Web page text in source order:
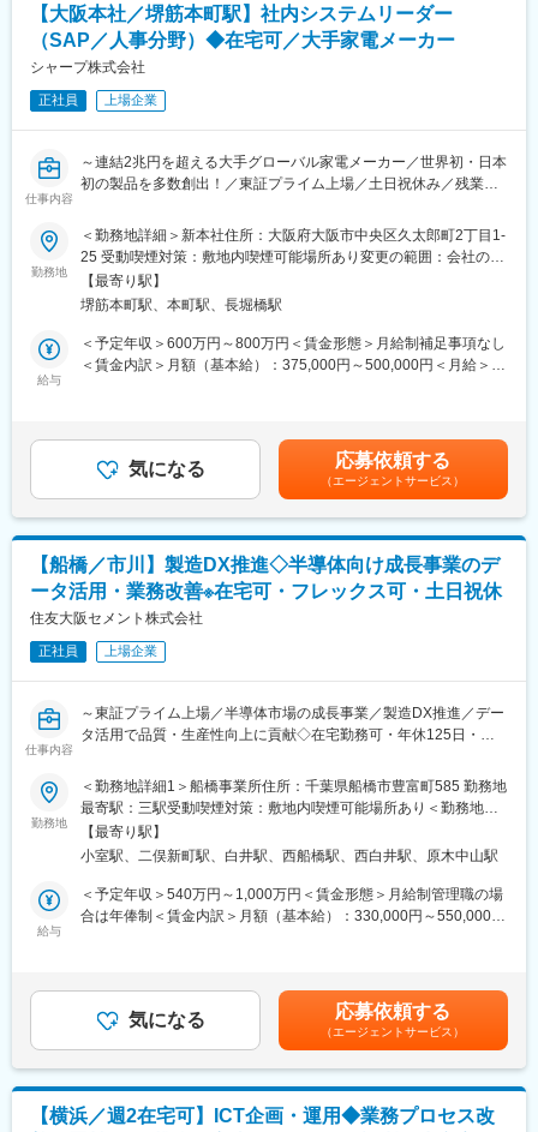
ン、サーバ、ネットワーク、セキュリティ等のインフラ）の仕事
を経験頂きます。また、上位レベルの仕事にチャレンジするため
の中長期的なキャリアプランを定期的に部門マネージャーと共有
し実行する運用を実施しています。
・最終利益は、大幅な増益となり、営業利益は大きく改善し、
2022年以降の黒字転化をしております。
・先端技術に積極投資し、成長領域での事業機会を獲得するとと
に、投資を拡大することで、収益力の向上を図るとともに、将来
の飛躍に向けた事業変革に挑戦します。
■就業環境
・IT部門には100名以上のメンバーが在籍しており、その多くが
・有給休暇18日取得必須、ノー残業day週1～2日実施、ベビーシ
ッター利用制度などワークライフバランスが整っております。
■ITソリューション事業部について
ーション事業部』です。2017年より新たな100年に向けた次世代
システムの構築に向けて、IT内製化を進めており、この5年間に
【大阪本社／堺筋本町駅】社内システムリーダー
（SAP／人事分野）◆在宅可／大手家電メーカー
シャープ株式会社
正社員 上場企業
仕事内容
～連結2兆円を超える大手グローバル家電メーカー／世界初・日本
初の製品を多数創出！／東証プライム上場／土日祝休み／残業月
★次の日本初、世界初をつくりだしていく”シャープ株式会社”に
て、 人事領域のIT化、DX化をSAPと周辺システムを活用しリーダ
ーとして推進して頂きます。
■業務内容：
・日本及び海外におけるSAPをメインとした社内システムの企
画・設計・開発・保守
■リードしていただく業務
・システム企画・変革提案・要件定義・システム開発・保守
・チームメンバーの育成
・業務プロセスの改善提案や業務システムの再構築（モダナイゼ
ーション）
・シャープはモノづくりとデジタル化を融合した新しいビジネス
モデルへの変革を推し進めており、なかでも当部門（ITソリュー
援、運用・保守サービスを提供しています。
20代・30代の若いメンバーが中心となって新しい技術ソリューシ
入などを行い、次の10年を支えるITサービスの実現に日々取り組
んでいます。
現在、SE組織の大幅な強化を進めており、ITエンジニア、プロジ
ェクトマネージャーの積極採用を進めています。
■当社について：
・最終利益は、大幅な増益となり、営業利益は大きく改善し、
に、投資を拡大することで、収益力の向上を図るとともに、将来
の飛躍に向けた事業変革に挑戦します。
＼＼本求人の魅力・特徴／／
（1）全IT業務の内製化を進めています。社員自らエンジニアの中
心となり、得意とする技術を存分に発揮できる環境です。
勤務地
＜勤務地詳細＞新本社住所：大阪府大阪市中央区久太郎町2丁目1-
25 受動喫煙対策：敷地内喫煙可能場所あり変更の範囲：会社の定
める事業所（リモートワーク含む）
【最寄り駅】
堺筋本町駅、本町駅、長堀橋駅
給与
＜予定年収＞600万円～800万円＜賃金形態＞月給制補足事項なし
＜賃金内訳＞月額（基本給）：375,000円～500,000円＜月給＞
賃金はあくまでも目安の金額であり、選考を通じて上下する可能
性があります。月給(月額)は固定手当を含めた表記です。
気になる 応募依頼する
（エージェントサービス）
【船橋／市川】製造DX推進◇半導体向け成長事業のデ
ータ活用・業務改善※在宅可・フレックス可・土日祝休
住友大阪セメント株式会社
正社員 上場企業
仕事内容
～東証プライム上場／半導体市場の成長事業／製造DX推進／デー
タ活用で品質・生産性向上に貢献◇在宅勤務可・年休125日・フ
■求人概要：
生産技術部門におけるDX推進・データ活用業務を担当いただきま
す。品質および工程データの管理・分析、業務効率化に向けた各
種ツール・システムの導入・改善、情報インフラの整備などを通
じて、製造現場の課題解決を推進していただきます。また、現場
部門や関係部署と連携しながら、データの可視化・活用環境の整
備や業務の標準化・効率化を担うとともに、一部領域では企画・
改善にも主体的に関与いただきます。
・品質データ・工程データの収集、整理、管理および分析業務
・既存データの可視化、ダッシュボード作成による業務の見える
化推進
・各種業務システム（工程管理、品質管理等）の導入支援および
運用・改善対応
勤務地
＜勤務地詳細1＞船橋事業所住所：千葉県船橋市豊富町585 勤務地
最寄駅：三駅受動喫煙対策：敷地内喫煙可能場所あり＜勤務地詳
細2＞市川事業所住所：千葉県市川市二俣新町22-1 勤務地最寄
駅：京葉線線／二俣新町駅受動喫煙対策：敷地内喫煙可能場所あ
【最寄り駅】
小室駅、二俣新町駅、白井駅、西船橋駅、西白井駅、原木中山駅
給与
＜予定年収＞540万円～1,000万円＜賃金形態＞月給制管理職の場
合は年俸制＜賃金内訳＞月額（基本給）：330,000円～550,000円
員 20歳代後半 565万30歳代前半 630万30歳代後半 745万管
理職（目安35歳以降） 30歳代後半 890万40歳代 1,080万賃金
はあくまでも目安の金額であり、選考を通じて上下する可能性が
あります。月給(月額)は固定手当を含めた表記です。
気になる 応募依頼する
（エージェントサービス）
【横浜／週2在宅可】ICT企画・運用◆業務プロセス改